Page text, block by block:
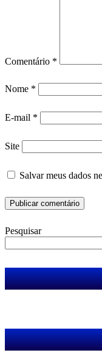
Comentário *
Nome *
E-mail *
Site
Salvar meus dados
Pesquisar